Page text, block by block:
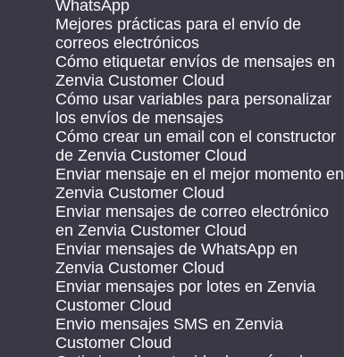
WhatsApp
Mejores prácticas para el envío de
correos electrónicos
Cómo etiquetar envíos de mensajes en
Zenvia Customer Cloud
Cómo usar variables para personalizar
los envíos de mensajes
Cómo crear un email con el constructor
de Zenvia Customer Cloud
Enviar mensaje en el mejor momento en
Zenvia Customer Cloud
Enviar mensajes de correo electrónico
en Zenvia Customer Cloud
Enviar mensajes de WhatsApp en
Zenvia Customer Cloud
Enviar mensajes por lotes en Zenvia
Customer Cloud
Envio mensajes SMS en Zenvia
Customer Cloud